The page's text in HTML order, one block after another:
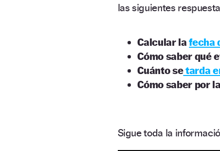
las siguientes
Calcular lafecha
Cómo saber qué
Cuánto setarda
Cómo saber por la
Sigue toda la